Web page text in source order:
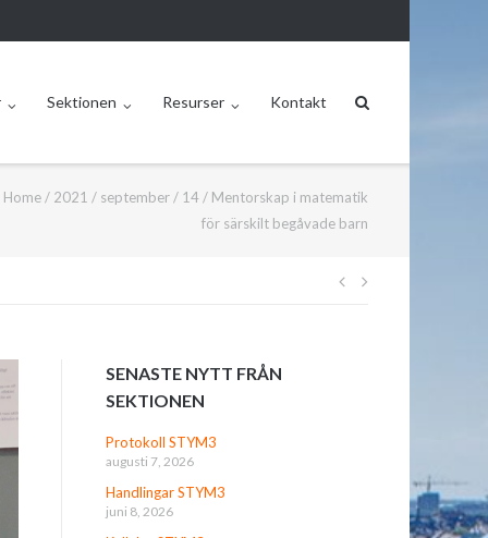
Sektionen Resurser Kontakt
Home / 2021 / september / 14 / Mentorskap i matematik
för särskilt begåvade barn
SENASTE NYTT FRÅN
SEKTIONEN
Protokoll STYM3
augusti 7, 2026
Handlingar STYM3
juni 8, 2026